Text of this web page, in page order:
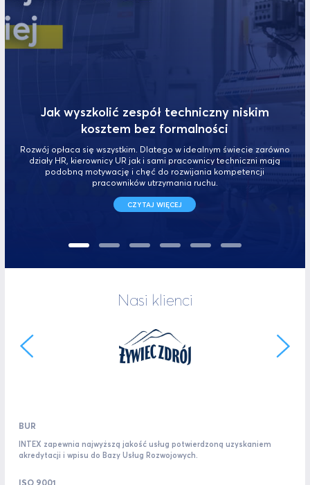
Jak wyszkolić zespół techniczny niskim
kosztem bez formalności
Rozwój opłaca się wszystkim. Dlatego w idealnym świecie zarówno
działy HR, kierownicy UR jak i sami pracownicy techniczni mają
podobną motywację i chęć do rozwijania kompetencji
pracowników utrzymania ruchu.
CZYTAJ WIĘCEJ
Nasi klienci
BUR
INTEX zapewnia najwyższą jakość usług potwierdzoną uzyskaniem
akredytacji i wpisu do Bazy Usług Rozwojowych.
ISO 9001